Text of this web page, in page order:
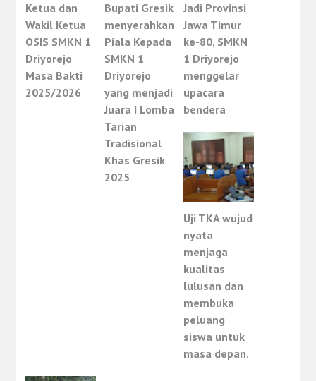
Ketua dan
Wakil Ketua
OSIS SMKN 1
Driyorejo
Masa Bakti
2025/2026
Bupati Gresik
menyerahkan
Piala Kepada
SMKN 1
Driyorejo
yang menjadi
Juara I Lomba
Tarian
Tradisional
Khas Gresik
2025
Jadi Provinsi
Jawa Timur
ke-80, SMKN
1 Driyorejo
menggelar
upacara
bendera
Uji TKA wujud
nyata
menjaga
kualitas
lulusan dan
membuka
peluang
siswa untuk
masa depan.